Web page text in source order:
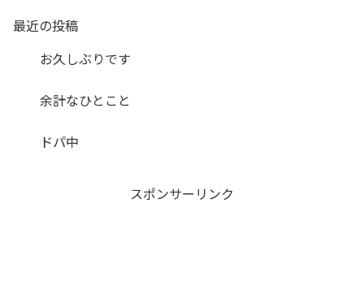
最近の投稿
お久しぶりです
余計なひとこと
ドパ中
スポンサーリンク